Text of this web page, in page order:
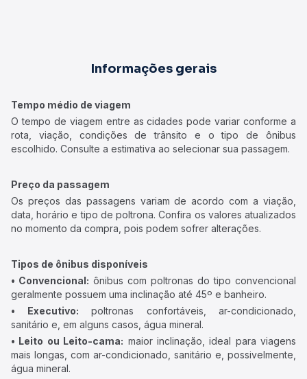
Informações gerais
Tempo médio de viagem
O tempo de viagem entre as cidades pode variar conforme a
rota, viação, condições de trânsito e o tipo de ônibus
escolhido. Consulte a estimativa ao selecionar sua passagem.
Preço da passagem
Os preços das passagens variam de acordo com a viação,
data, horário e tipo de poltrona. Confira os valores atualizados
no momento da compra, pois podem sofrer alterações.
Tipos de ônibus disponíveis
• Convencional: ônibus com poltronas do tipo convencional
geralmente possuem uma inclinação até 45º e banheiro.
• Executivo: poltronas confortáveis, ar-condicionado,
sanitário e, em alguns casos, água mineral.
• Leito ou Leito-cama: maior inclinação, ideal para viagens
mais longas, com ar-condicionado, sanitário e, possivelmente,
água mineral.